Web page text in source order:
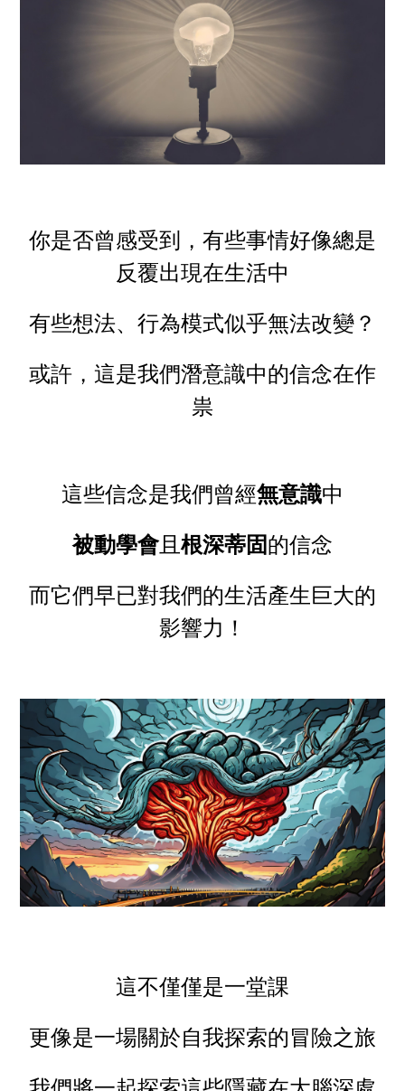
你是否曾感受到，有些事情好像總是
反覆出現在生活中
有些想法、行為模式似乎無法改變？
或許，這是我們潛意識中的信念在作
祟
這些信念是我們曾經無意識中
被動學會且根深蒂固的信念
而它們早已對我們的生活產生巨大的
影響力！
這不僅僅是一堂課
更像是一場關於自我探索的冒險之旅